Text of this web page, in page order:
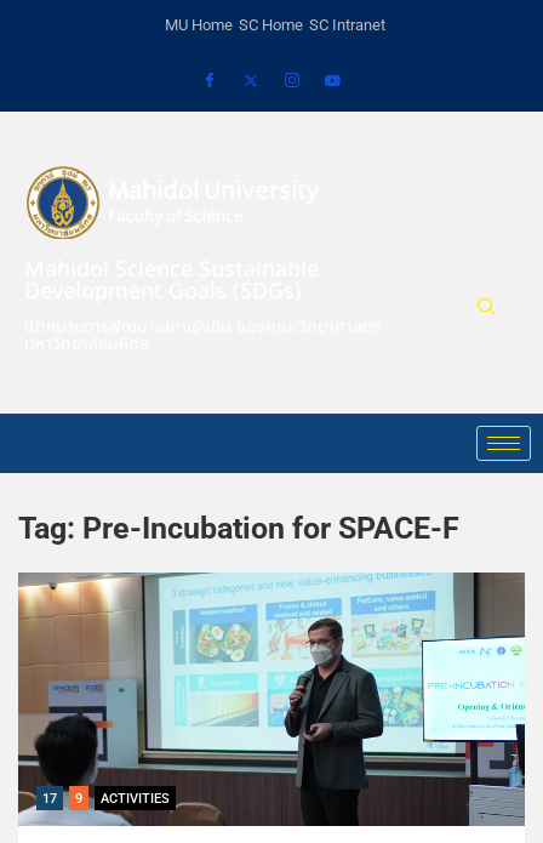
MU Home SC Home SC Intranet
Tag: Pre-Incubation for SPACE-F
17 9 ACTIVITIES